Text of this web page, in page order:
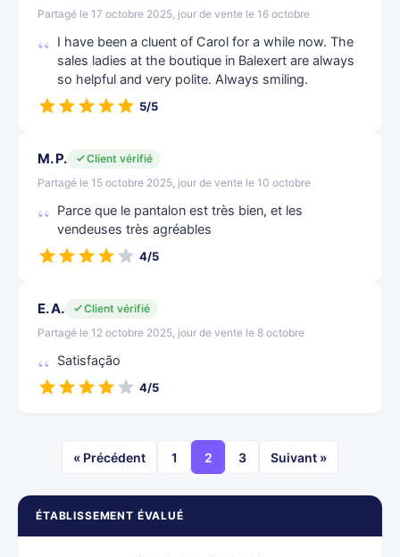
ÉTABLISSEMENT ÉVALUÉ
Partagé le 17 octobre 2025, jour de vente le 16 octobre
I have been a cluent of Carol for a while now. The
sales ladies at the boutique in Balexert are always
so helpful and very polite. Always smiling.
5/5
M. P.
Client vérifié
Partagé le 15 octobre 2025, jour de vente le 10 octobre
Parce que le pantalon est très bien, et les
vendeuses très agréables
4/5
E. A.
Client vérifié
Partagé le 12 octobre 2025, jour de vente le 8 octobre
Satisfação
4/5
« Précédent 1 2 3 Suivant »